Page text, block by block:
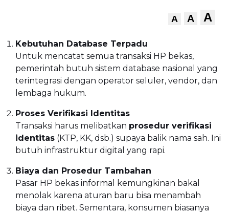
A A A
Kebutuhan Database Terpadu
Untuk mencatat semua transaksi HP bekas,
pemerintah butuh sistem database nasional yang
terintegrasi dengan operator seluler, vendor, dan
lembaga hukum.
Proses Verifikasi Identitas
Transaksi harus melibatkan prosedur verifikasi
identitas (KTP, KK, dsb.) supaya balik nama sah. Ini
butuh infrastruktur digital yang rapi.
Biaya dan Prosedur Tambahan
Pasar HP bekas informal kemungkinan bakal
menolak karena aturan baru bisa menambah
biaya dan ribet. Sementara, konsumen biasanya